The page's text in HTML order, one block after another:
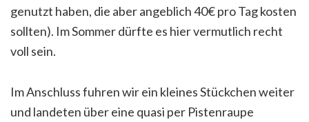
genutzt haben, die aber angeblich 40€ pro Tag kosten
sollten). Im Sommer dürfte es hier vermutlich recht
voll sein.
Im Anschluss fuhren wir ein kleines Stückchen weiter
und landeten über eine quasi per Pistenraupe